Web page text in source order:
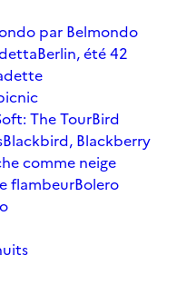
par Belmondo
Berlin, été 42
The TourBird
Blackbird, Blackberry
comme neige
flambeurBolero